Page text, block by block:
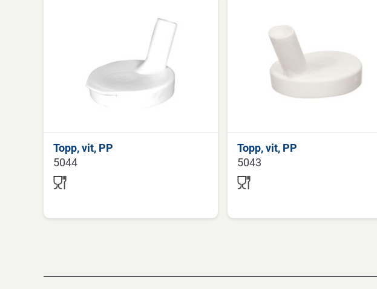
Topp, vit, PP
5044
Topp, vit, PP
5043